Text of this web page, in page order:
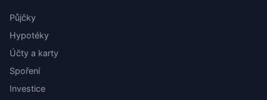
Půjčky
Hypotéky
Účty a karty
Spoření
Investice